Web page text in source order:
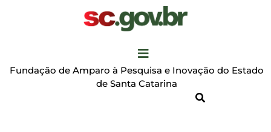
Fundação de Amparo à Pesquisa e Inovação do Estado
de Santa Catarina